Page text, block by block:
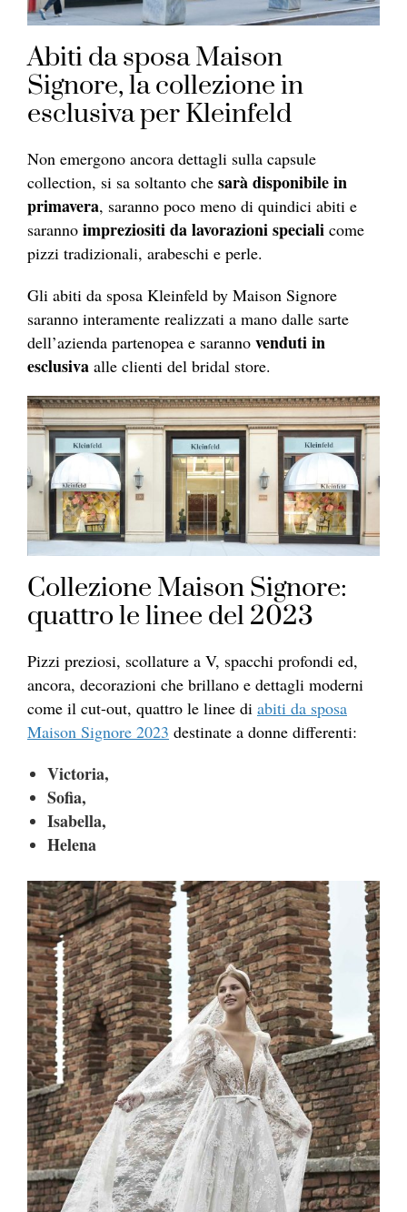
Abiti da sposa Maison
Signore, la collezione in
esclusiva per Kleinfeld
Non emergono ancora dettagli sulla capsule
collection, si sa soltanto che sarà disponibile in
primavera, saranno poco meno di quindici abiti e
saranno impreziositi da lavorazioni speciali come
pizzi tradizionali, arabeschi e perle.
Gli abiti da sposa Kleinfeld by Maison Signore
saranno interamente realizzati a mano dalle sarte
dell’azienda partenopea e saranno venduti in
esclusiva alle clienti del bridal store.
Collezione Maison Signore:
quattro le linee del 2023
Pizzi preziosi, scollature a V, spacchi profondi ed,
ancora, decorazioni che brillano e dettagli moderni
come il cut-out, quattro le linee di abiti da sposa
Maison Signore 2023 destinate a donne differenti:
Victoria,
Sofia,
Isabella,
Helena